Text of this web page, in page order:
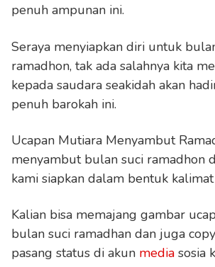
penuh ampunan ini.
Seraya menyiapkan diri untuk
ramadhon, tak ada salahnya kita
kepada saudara seakidah akan
penuh barokah ini.
Ucapan Mutiara Menyambut
menyambut bulan suci ramadhon
kami siapkan dalam bentuk
Kalian bisa memajang gambar
bulan suci ramadhan dan juga
pasang status di akun media sosia